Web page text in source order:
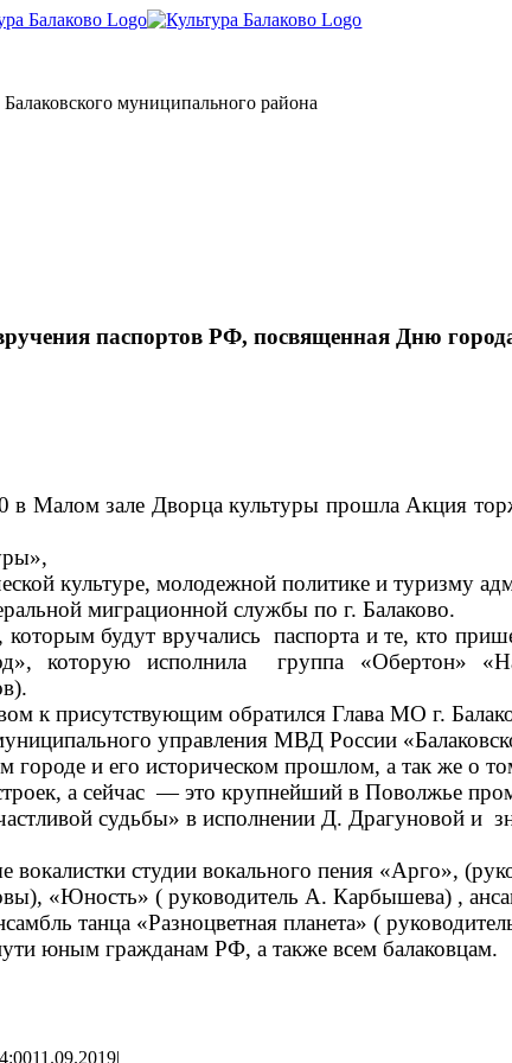
муниципального района
паспортов РФ, посвященная Дню
в Малом зале Дворца культуры прошла Акция
культуре, молодежной политике и туризму
миграционной службы по г. Балаково.
которым будут вручались паспорта и те, кто
которую исполнила группа «Обертон»
к присутствующим обратился Глава МО г.
управления МВД России
городе и его историческом прошлом, а так же о
а сейчас — это крупнейший в Поволжье
судьбы» в исполнении Д. Драгуновой и
вокалистки студии вокального пения «Арго»,
«Юность» ( руководитель А. Карбышева) ,
танца «Разноцветная планета» (
юным гражданам РФ, а также всем балаковцам.
11.09.2019|